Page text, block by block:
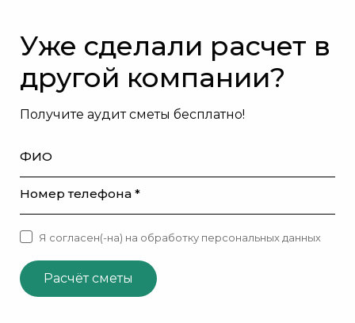
Уже сделали расчет в
другой компании?
Получите аудит сметы бесплатно!
ФИО
Номер телефона *
Расчёт сметы
Я согласен(-на) на обработку персональных данных